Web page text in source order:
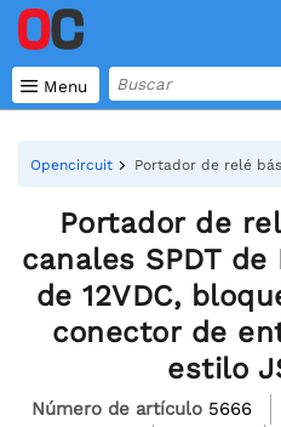
 Menu
Opencircuit Portador de relé
Portador de
canales SPDT
de 12VDC,
conector de
estilo
Número de artículo 5666